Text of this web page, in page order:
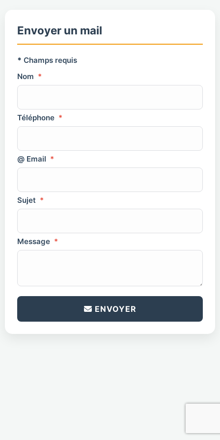
Envoyer un mail
* Champs requis
Nom *
Téléphone *
@ Email *
Sujet *
Message *
ENVOYER